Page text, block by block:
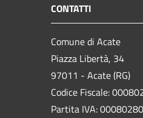
CONTATTI
Comune di Acate
Piazza Libertà, 34
97011 - Acate (RG)
Codice Fiscale:
Partita IVA: